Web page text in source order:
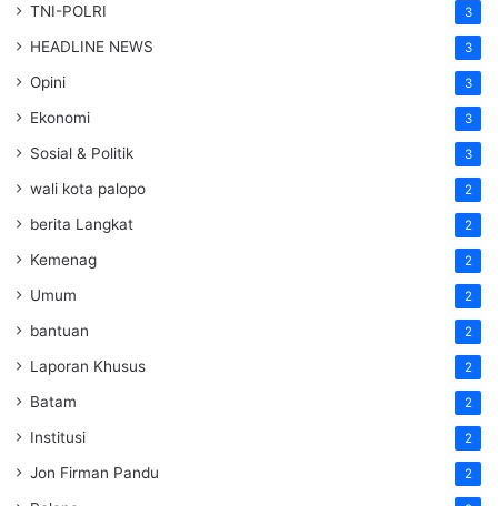
TNI-POLRI 3
HEADLINE NEWS 3
Opini 3
Ekonomi 3
Sosial & Politik 3
wali kota palopo 2
berita Langkat 2
Kemenag 2
Umum 2
bantuan 2
Laporan Khusus 2
Batam 2
Institusi 2
Jon Firman Pandu 2